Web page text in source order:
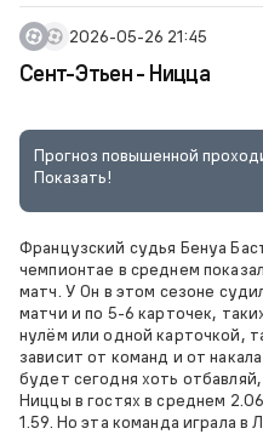
2026-05-26 21:45
Сент-Этьен - Ницца
Прогноз повышенной
Показать!
Французский судья Бенуа
чемпионтае в среднем
матч. У Он в этом сезоне
матчи и по 5-6 карточек,
нулём или одной карточкой,
зависит от команд и от
будет сегодня хоть
Ниццы в гостях в среднем
1.59. Но эта команда играла в